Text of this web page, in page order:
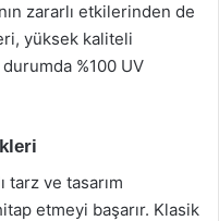
zararlı etkilerinden de
yüksek kaliteli
%100 UV
tarz ve tasarım
etmeyi başarır. Klasik